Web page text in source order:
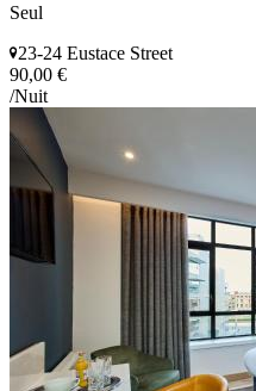
Seul
23-24 Eustace Street
90,00 €
/Nuit